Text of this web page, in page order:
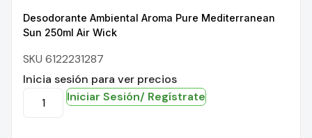
Desodorante Ambiental Aroma Pure Mediterranean
Sun 250ml Air Wick
SKU 6122231287
Inicia sesión para ver precios
Iniciar Sesión/ Regístrate